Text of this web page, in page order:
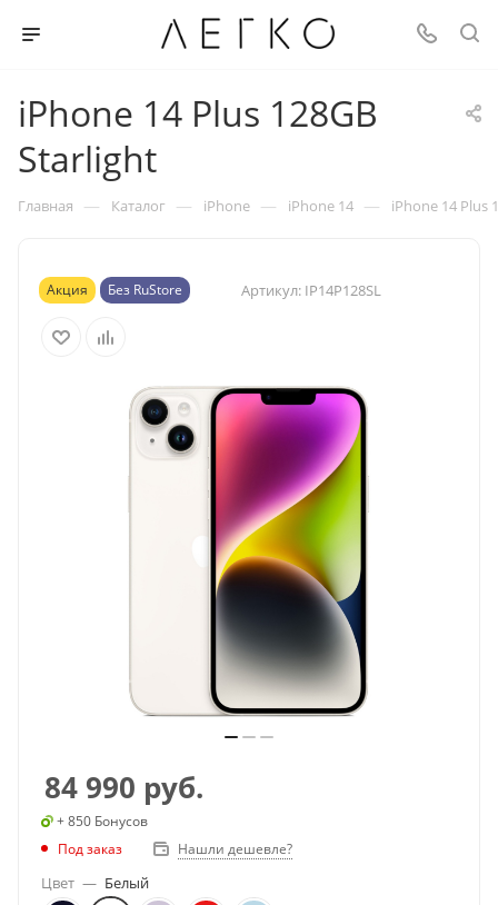
iPhone 14 Plus 128GB
Starlight
Главная — Каталог — iPhone — iPhone 14 — iPhone 14 Plus
Акция Без RuStore Артикул: IP14P128SL
84 990 руб.
+ 850 Бонусов
Под заказ
Нашли дешевле?
Цвет — Белый